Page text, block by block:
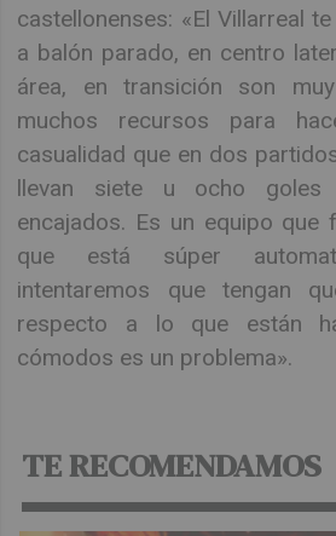
castellonenses: «El Villarreal
a balón parado, en centro
área, en transición son
muchos recursos para
casualidad que en dos
llevan siete u ocho
encajados. Es un equipo que
que está súper
intentaremos que tengan
respecto a lo que están
cómodos es un problema».
TE RECOMENDAMOS